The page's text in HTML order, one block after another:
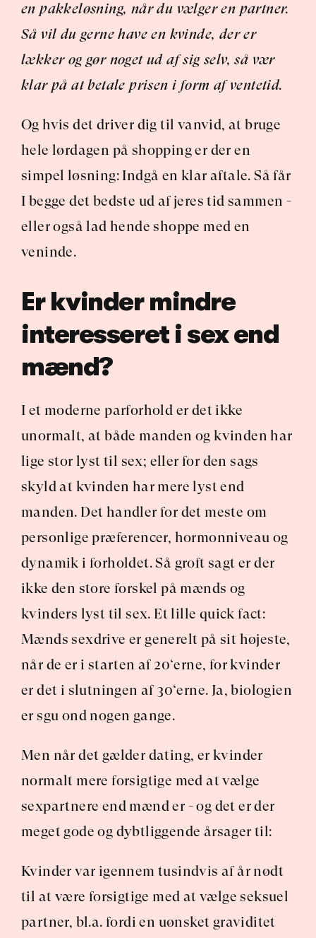
en pakkeløsning, når du vælger en partner.
Så vil du gerne have en kvinde, der er
lækker og gør noget ud af sig selv, så vær
klar på at betale prisen i form af ventetid.
Og hvis det driver dig til vanvid, at bruge
hele lørdagen på shopping er der en
simpel løsning: Indgå en klar aftale. Så får
I begge det bedste ud af jeres tid sammen -
eller også lad hende shoppe med en
veninde.
Er kvinder mindre
interesseret i sex end
mænd?
I et moderne parforhold er det ikke
unormalt, at både manden og kvinden har
lige stor lyst til sex; eller for den sags
skyld at kvinden har mere lyst end
manden. Det handler for det meste om
personlige præferencer, hormonniveau og
dynamik i forholdet. Så groft sagt er der
ikke den store forskel på mænds og
kvinders lyst til sex. Et lille quick fact:
Mænds sexdrive er generelt på sit højeste,
når de er i starten af 20‘erne, for kvinder
er det i slutningen af 30‘erne. Ja, biologien
er sgu ond nogen gange.
Men når det gælder dating, er kvinder
normalt mere forsigtige med at vælge
sexpartnere end mænd er - og det er der
meget gode og dybtliggende årsager til:
Kvinder var igennem tusindvis af år nødt
til at være forsigtige med at vælge seksuel
partner, bl.a. fordi en uønsket graviditet